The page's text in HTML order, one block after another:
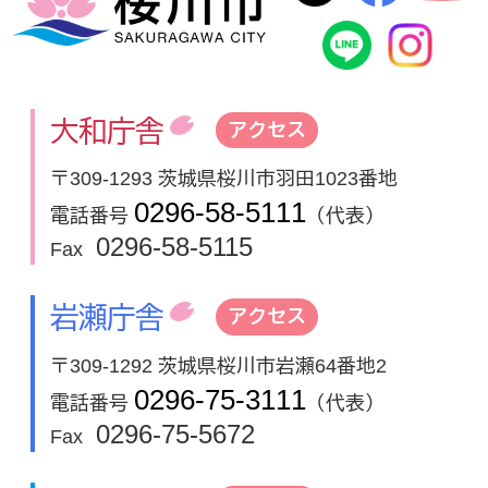
桜川市公
大和庁舎 アクセス
〒309-1293 茨城県桜川市羽田1023番地
電話番号 0296-58-5111 （代表）
Fax
0296-58-5115
岩瀬庁舎 アクセス
〒309-1292 茨城県桜川市岩瀬64番地2
電話番号 0296-75-3111 （代表）
Fax
0296-75-5672